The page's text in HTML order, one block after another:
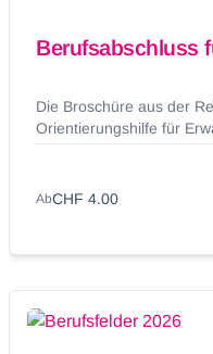
Berufsabschluss
Die Broschüre aus der
Orientierungshilfe für
Berufsabschluss
AbCHF 4.00